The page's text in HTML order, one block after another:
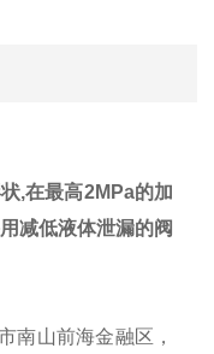
,在最高2MPa的加
减低液体泄漏的阀
南山前海金融区，